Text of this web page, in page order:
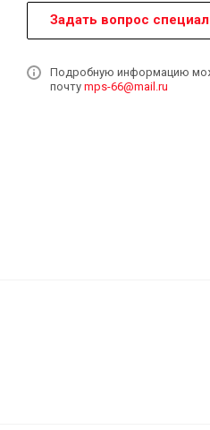
Задать вопрос
Подробную информацию
почту mps-66@mail.ru